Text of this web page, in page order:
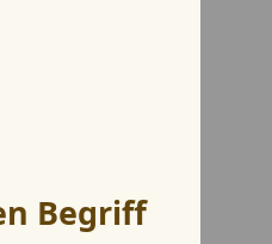
Begriff